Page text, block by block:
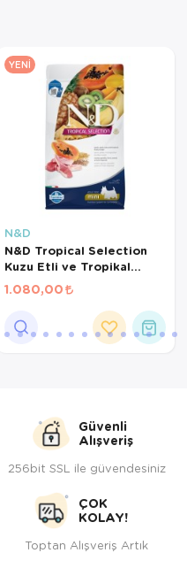
YENI
N&D
N&D Tropical Selection
Kuzu Etli ve Tropikal
Meyveli Mini Irk Yetişkin
Köpek Maması 1,5 Kg
1.080,00
Güvenli
Alışveriş
256bit SSL ile güvendesiniz
ÇOK
KOLAY!
Toptan Alışveriş Artık